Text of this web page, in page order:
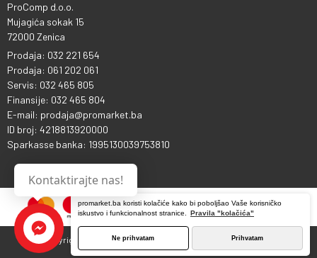
promarket.ba koristi kolačiće kako bi poboljšao Vaše korisničko
iskustvo i funkcionalnost stranice.
Pravila "kolačića"
Ne prihvatam Prihvatam
ProComp d.o.o.
Mujagića sokak 15
72000 Zenica
Prodaja: 032 221 654
Prodaja: 061 202 061
Servis: 032 465 805
Finansije: 032 465 804
E-mail: prodaja@promarket.ba
ID broj: 4218813920000
Sparkasse banka: 1995130039753810
Copyright © 2013 - 2026 ProComp d.o.o. Sva prava pridržana.
Kontaktirajte nas!